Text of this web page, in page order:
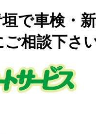
で車検・
相談下さ